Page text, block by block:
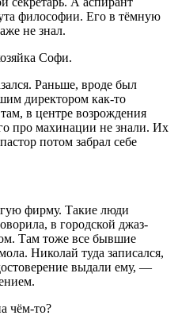
философии. Его в тёмную
не знал.
Софи.
Раньше, вроде был
директором как-то
в центре возрождения
про махинации не знали. Их
потом забрал себе
фирму. Такие люди
в городской джаз-
Там тоже все бывшие
Николай туда записался,
выдали ему, —
чём-то?